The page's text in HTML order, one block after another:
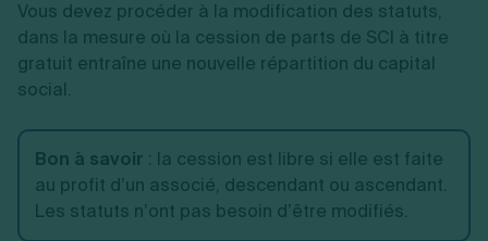
Vous devez procéder à la modification des statuts,
dans la mesure où la cession de parts de SCI à titre
gratuit entraîne une nouvelle répartition du capital
social.
Bon à savoir : la cession est libre si elle est faite
au profit d’un associé, descendant ou ascendant.
Les statuts n’ont pas besoin d’être modifiés.